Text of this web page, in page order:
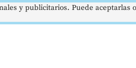
y publicitarios. Puede aceptarlas